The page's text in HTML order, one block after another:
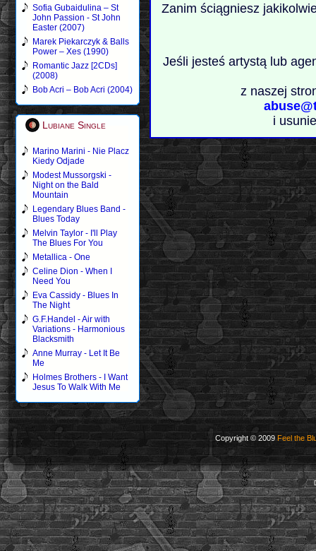
Sofia Gubaidulina – St
John Passion - St John
Easter (2007)
Marek Piekarczyk & Balls
Power – Xes (1990)
Romantic Jazz [2CDs]
(2008)
Bob Acri – Bob Acri (2004)
Lubiane Single
Marino Marini - Nie Placz
Kiedy Odjade
Modest Mussorgski -
Night on the Bald
Mountain
Legendary Blues Band -
Blues Today
Melvin Taylor - I'll Play
The Blues For You
Metallica - One
Celine Dion - When I
Need You
Eva Cassidy - Blues In
The Night
G.F.Handel - Air with
Variations - Harmonious
Blacksmith
Anne Murray - Let It Be
Me
Holmes Brothers - I Want
Jesus To Walk With Me
Zanim ściągniesz
Jeśli jesteś artystą lub
z naszej
i
Copyright © 2009Feel the